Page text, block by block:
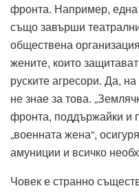
фронта. Например, една
също завърши
обществена
жените, които
руските агресори. Да,
не знае за това.
фронта, поддържайки и
„военната жена“,
амуниции и всичко
Човек е странно